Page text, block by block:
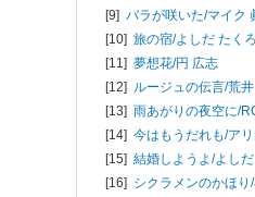
[9] バラが咲いた/マイク
[10] 旅の宿/よしだ たく
[11] 夢想花/円 広志
[12] ルージュの伝言/荒
[13] 雨あがりの夜空に/
[14] 今はもうだれも/ア
[15] 結婚しようよ/よし
[16] シクラメンのかほり/